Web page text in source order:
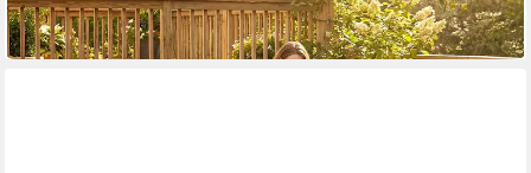
-54%
in 2-3 Werktagen bei dir